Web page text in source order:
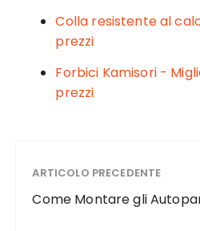
Colla resistente al
prezzi
Forbici Kamisori -
prezzi
ARTICOLO PRECEDENTE
Come Montare gli